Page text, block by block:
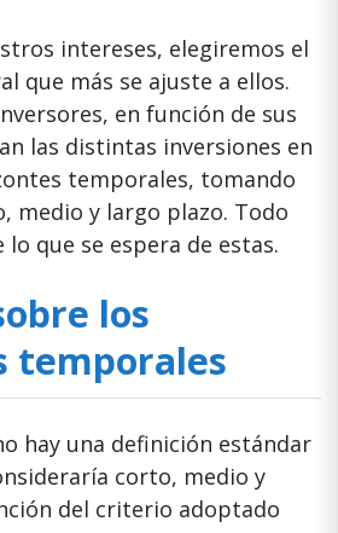
intereses, elegiremos el
que más se ajuste a ellos.
en función de sus
las distintas inversiones en
temporales, tomando
medio y largo plazo. Todo
que se espera de estas.
los
temporales
hay una definición estándar
corto, medio y
del criterio adoptado